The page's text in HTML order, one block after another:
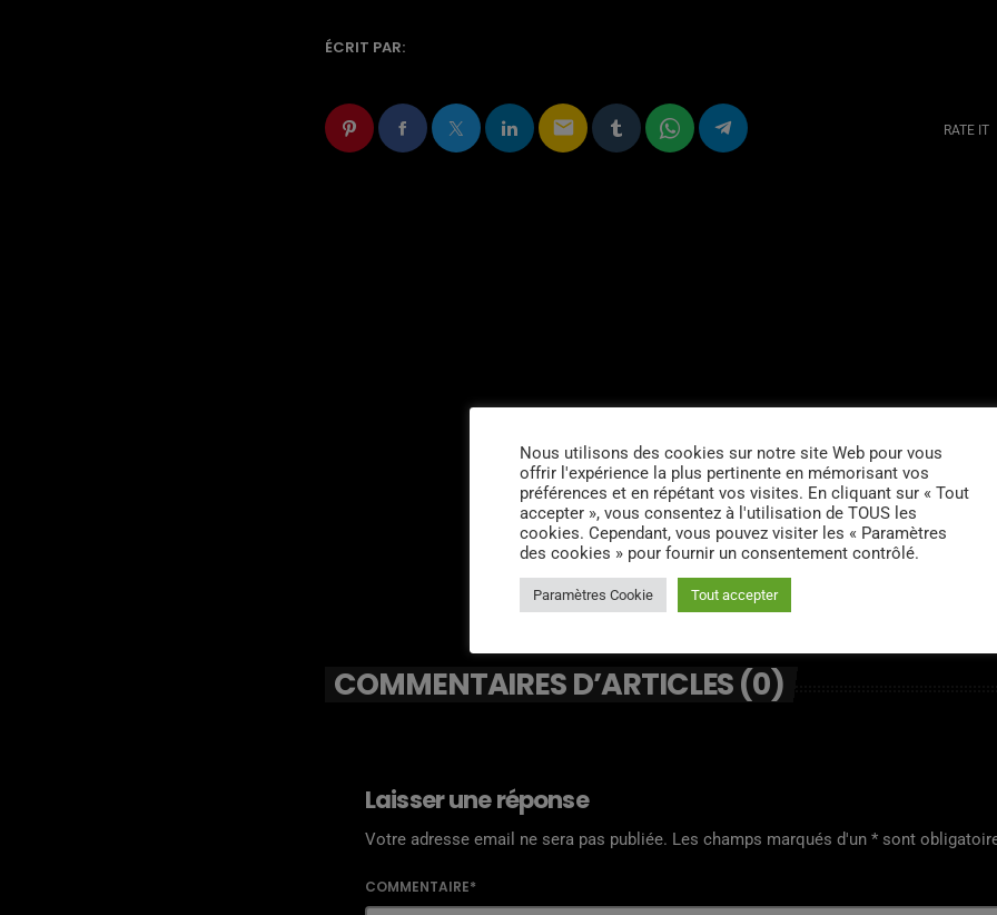
ÉCRIT PAR:
email RATE IT
COMMENTAIRES D’ARTICLES (0)
Laisser une réponse
Votre adresse email ne sera pas publiée. Les champs marqués d'un * sont
COMMENTAIRE*
Nous utilisons des cookies sur notre site Web pour vous
offrir l'expérience la plus pertinente en mémorisant vos
préférences et en répétant vos visites. En cliquant sur « Tout
accepter », vous consentez à l'utilisation de TOUS les
cookies. Cependant, vous pouvez visiter les « Paramètres
des cookies » pour fournir un consentement contrôlé.
Paramètres Cookie Tout accepter